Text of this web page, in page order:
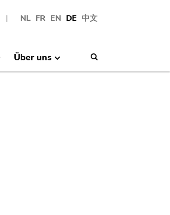
NL FR EN DE 中文
Über uns